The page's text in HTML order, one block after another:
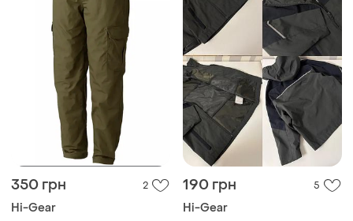
350 грн 2
Hi-Gear
190 грн 5
Hi-Gear